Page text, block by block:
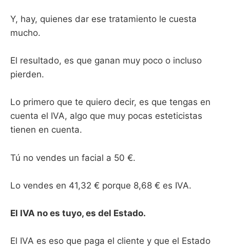
Y, hay, quienes dar ese tratamiento le cuesta
mucho.
El resultado, es que ganan muy poco o incluso
pierden.
Lo primero que te quiero decir, es que tengas en
cuenta el IVA, algo que muy pocas esteticistas
tienen en cuenta.
Tú no vendes un facial a 50 €.
Lo vendes en 41,32 € porque 8,68 € es IVA.
El IVA no es tuyo, es del Estado.
El IVA es eso que paga el cliente y que el Estado